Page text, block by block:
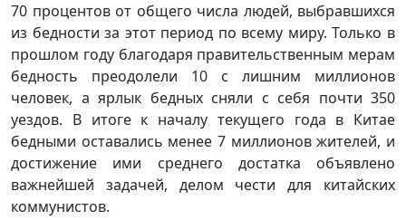
70 процентов от общего числа людей, выбравшихся
из бедности за этот период по всему миру. Только в
прошлом году благодаря правительственным мерам
бедность преодолели 10 с лишним миллионов
человек, а ярлык бедных сняли с себя почти 350
уездов. В итоге к началу текущего года в Китае
бедными оставались менее 7 миллионов жителей, и
достижение ими среднего достатка объявлено
важнейшей задачей, делом чести для китайских
коммунистов.